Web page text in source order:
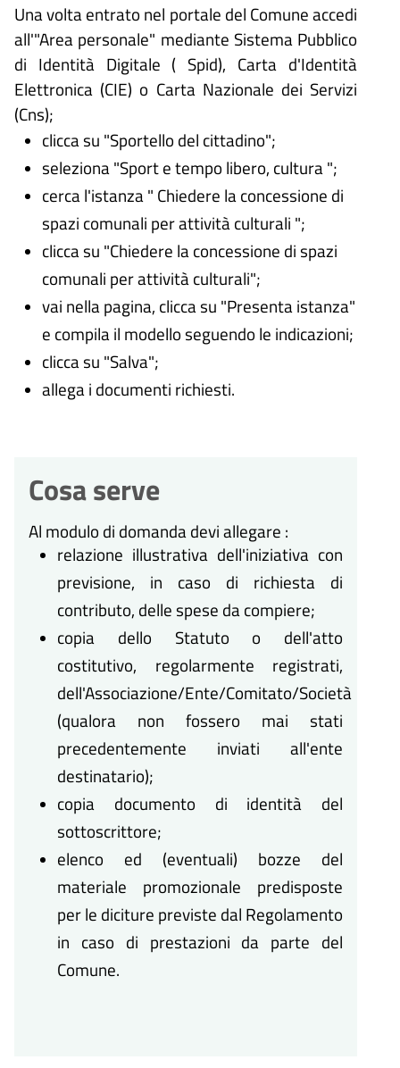
Una volta entrato nel portale del Comune accedi
all'"Area personale" mediante Sistema Pubblico
di Identità Digitale ( Spid), Carta d'Identità
Elettronica (CIE) o Carta Nazionale dei Servizi
(Cns);
clicca su "Sportello del cittadino";
seleziona "Sport e tempo libero, cultura ";
cerca l'istanza " Chiedere la concessione di
spazi comunali per attività culturali ";
clicca su "Chiedere la concessione di spazi
comunali per attività culturali";
vai nella pagina, clicca su "Presenta istanza"
e compila il modello seguendo le indicazioni;
clicca su "Salva";
allega i documenti richiesti.
Cosa serve
Al modulo di domanda devi allegare :
relazione illustrativa dell'iniziativa con
previsione, in caso di richiesta di
contributo, delle spese da compiere;
copia dello Statuto o dell'atto
costitutivo, regolarmente registrati,
dell'Associazione/Ente/Comitato/Società
(qualora non fossero mai stati
precedentemente inviati all'ente
destinatario);
copia documento di identità del
sottoscrittore;
elenco ed (eventuali) bozze del
materiale promozionale predisposte
per le diciture previste dal Regolamento
in caso di prestazioni da parte del
Comune.